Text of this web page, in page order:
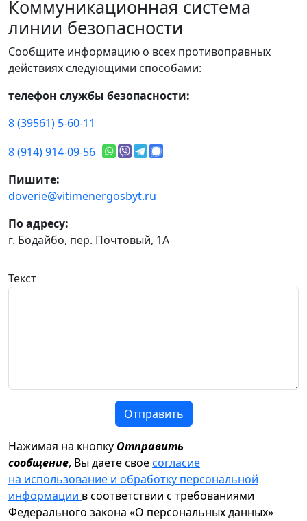
Коммуникационная система
линии безопасности
Сообщите информацию о всех противоправных
действиях следующими способами:
телефон службы безопасности:
8 (39561) 5-60-11
8 (914) 914-09-56
Пишите:
doverie@vitimenergosbyt.ru
По адресу:
г. Бодайбо, пер. Почтовый, 1А
Текст
Отправить
Нажимая на кнопку Отправить
сообщение, Вы даете своесогласие
на использование и обработку персональной
информации в соответствии с требованиями
Федерального закона «О персональных данных»